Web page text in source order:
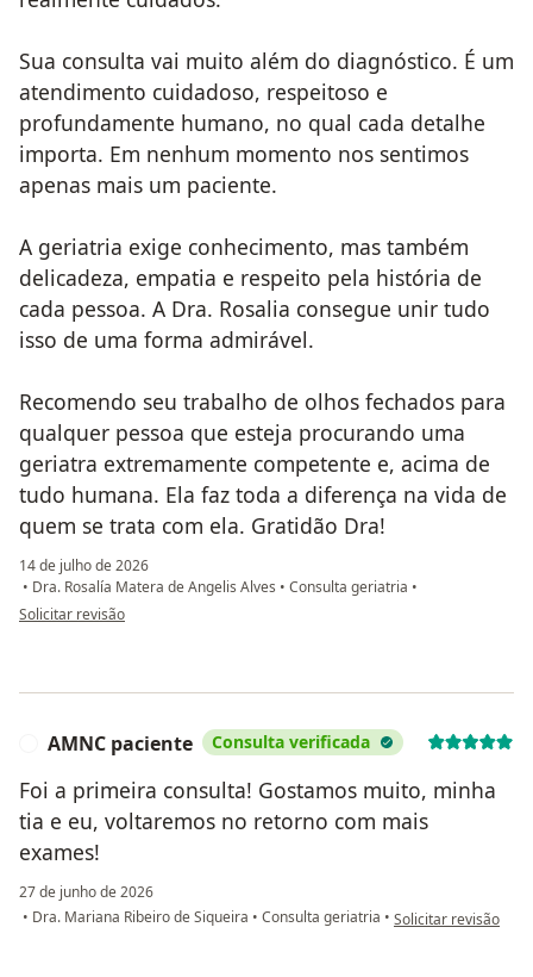
Sua consulta vai muito além do diagnóstico. É um
atendimento cuidadoso, respeitoso e
profundamente humano, no qual cada detalhe
importa. Em nenhum momento nos sentimos
apenas mais um paciente.
A geriatria exige conhecimento, mas também
delicadeza, empatia e respeito pela história de
cada pessoa. A Dra. Rosalia consegue unir tudo
isso de uma forma admirável.
Recomendo seu trabalho de olhos fechados para
qualquer pessoa que esteja procurando uma
geriatra extremamente competente e, acima de
tudo humana. Ela faz toda a diferença na vida de
quem se trata com ela. Gratidão Dra!
14 de julho de 2026
• Dra. Rosalía Matera de Angelis Alves • Consulta geriatria •
na opinião do utilizador Izabella Ceccato
Solicitar revisão
AMNC paciente Consulta verificada
Foi a primeira consulta! Gostamos muito, minha
tia e eu, voltaremos no retorno com mais
exames!
27 de junho de 2026
• Dra. Mariana Ribeiro de Siqueira • Consulta geriatria • na opinião do
Solicitar revisão